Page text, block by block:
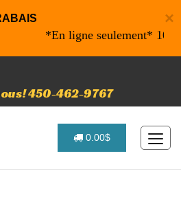
×
*En ligne seulement* 10%
450-462-9767
0.00$